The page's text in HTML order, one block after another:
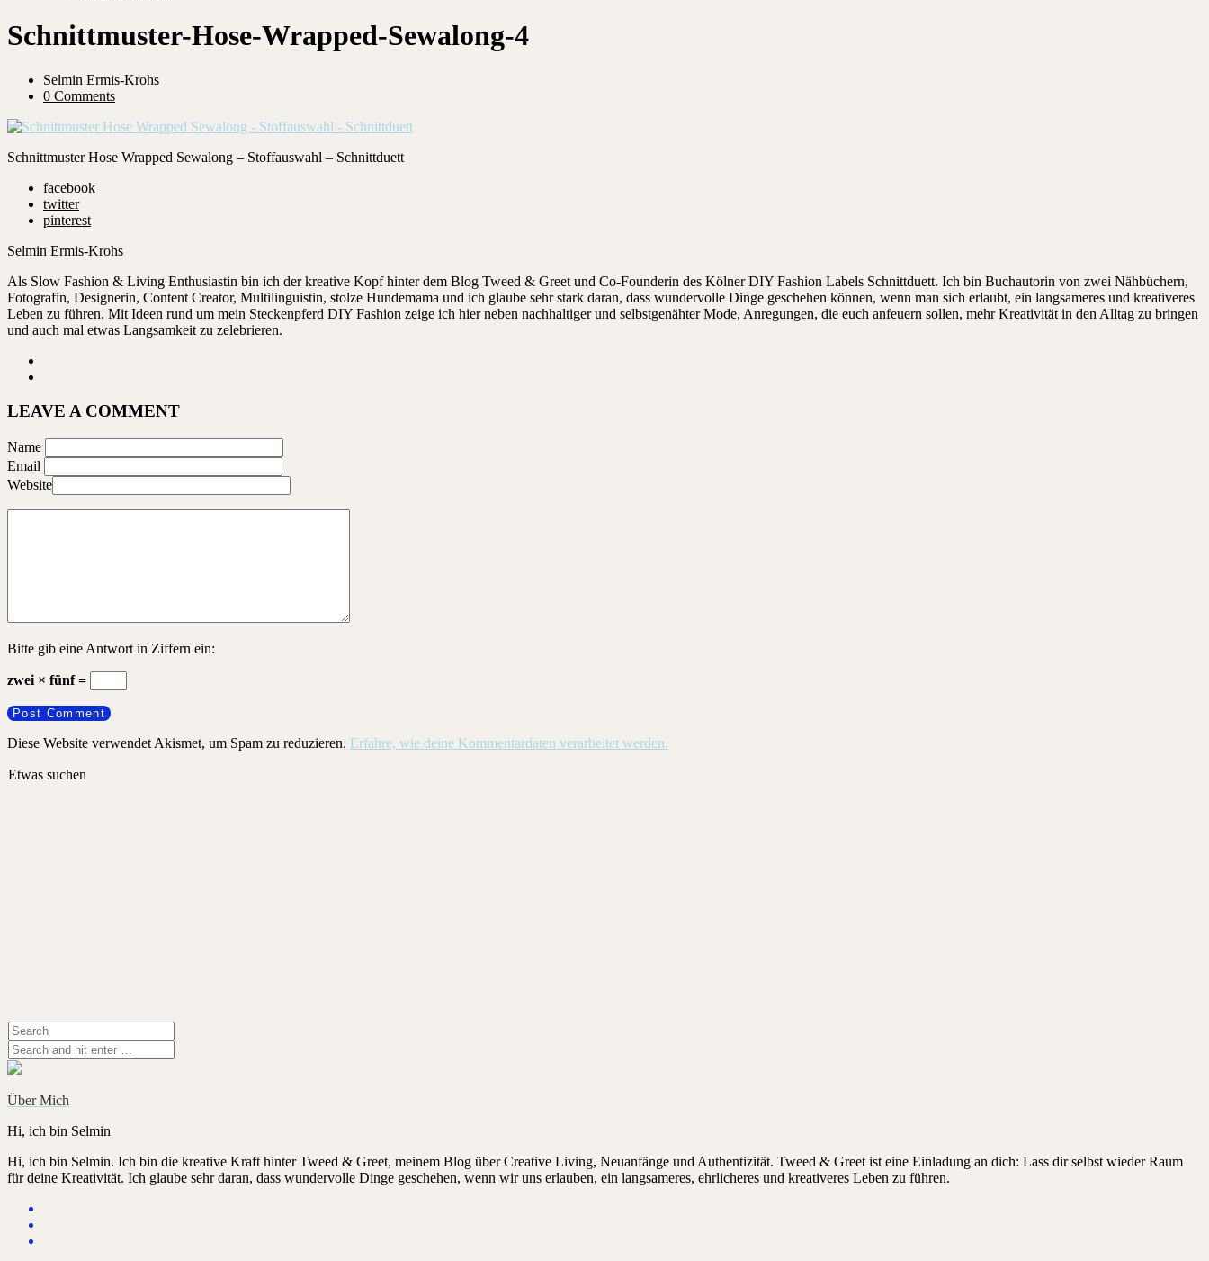
Schnittmuster-Hose-Wrapped-Sewalong-4
Selmin Ermis-Krohs
0 Comments
Schnittmuster Hose Wrapped Sewalong – Stoffauswahl – Schnittduett
facebook
twitter
pinterest
Selmin Ermis-Krohs
Als Slow Fashion & Living Enthusiastin bin ich der kreative Kopf hinter dem Blog Tweed & Greet und Co-Founderin des Kölner DIY Fashion Labels Schnittduett. Ich bin Buchautorin von zwei Nähbüchern,
Fotografin, Designerin, Content Creator, Multilinguistin, stolze Hundemama und ich glaube sehr stark daran, dass wundervolle Dinge geschehen können, wenn man sich erlaubt, ein langsameres und kreativeres
Leben zu führen. Mit Ideen rund um mein Steckenpferd DIY Fashion zeige ich hier neben nachhaltiger und selbstgenähter Mode, Anregungen, die euch anfeuern sollen, mehr Kreativität in den Alltag zu bringen
und auch mal etwas Langsamkeit zu zelebrieren.
LEAVE A COMMENT
Name
Email
Website
Bitte gib eine Antwort in Ziffern ein:
zwei × fünf =
Diese Website verwendet Akismet, um Spam zu reduzieren. Erfahre, wie deine Kommentardaten verarbeitet werden.
Etwas suchen
Über Mich
Hi, ich bin Selmin
Hi, ich bin Selmin. Ich bin die kreative Kraft hinter Tweed & Greet, meinem Blog über Creative Living, Neuanfänge und Authentizität. Tweed & Greet ist eine Einladung an dich: Lass dir selbst wieder Raum
für deine Kreativität. Ich glaube sehr daran, dass wundervolle Dinge geschehen, wenn wir uns erlauben, ein langsameres, ehrlicheres und kreativeres Leben zu führen.